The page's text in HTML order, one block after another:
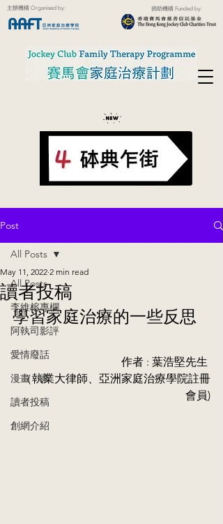
主辦機構 Organised by: 捐助機構 Funded by:
Post
All Posts
李維榕專欄
阿執司影評
愛情廢話
漫畫．家
讀者投稿
創網介紹
All Posts
讀者投稿
May 11, 2022 2 min read
學習家庭治療的一些反思
作者 : 葉浩堅先生
（執業大律師、亞洲家庭治療學院註冊
會員)